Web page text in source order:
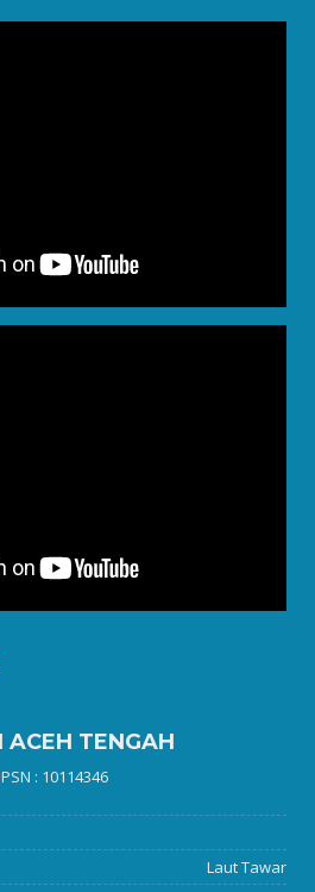
ACEH TENGAH
: 10114346
Laut Tawar